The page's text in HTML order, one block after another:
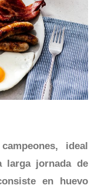
ideal
larga jornada de
en huevo